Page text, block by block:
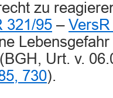
zu
321/95 –
Urt. v.
730).